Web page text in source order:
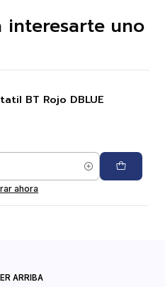
interesarte uno
BT Rojo DBLUE
ahora
ARRIBA